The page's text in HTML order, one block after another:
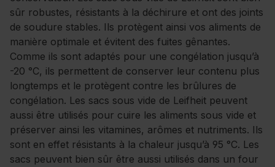
sûr robustes, résistants à la déchirure et ont des joints
de soudure stables. Ils protègent ainsi vos aliments de
manière optimale et évitent des fuites gênantes.
Comme ils sont adaptés pour une congélation jusqu’à
-20 °C, ils permettent de conserver leur contenu plus
longtemps et le protègent contre les brûlures de
congélation. Les sacs sous vide de Leifheit peuvent
aussi être utilisés pour cuire les aliments sous vide et
préserver ainsi les vitamines, arômes et nutriments. Ils
sont en effet résistants à la chaleur jusqu’à 95 °C. Les
sacs peuvent bien sûr être aussi utilisés dans un four